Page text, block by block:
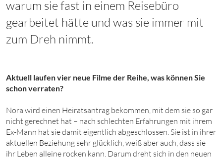
warum sie fast in einem Reisebüro
gearbeitet hätte und was sie immer mit
zum Dreh nimmt.
Aktuell laufen vier neue Filme der Reihe, was können Sie
schon verraten?
Nora wird einen Heiratsantrag bekommen, mit dem sie so gar
nicht gerechnet hat – nach schlechten Erfahrungen mit ihrem
Ex-Mann hat sie damit eigentlich abgeschlossen. Sie ist in ihrer
aktuellen Beziehung sehr glücklich, weiß aber auch, dass sie
ihr Leben alleine rocken kann. Darum dreht sich in den neuen